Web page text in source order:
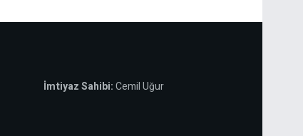
İmtiyaz Sahibi:Cemil Uğur